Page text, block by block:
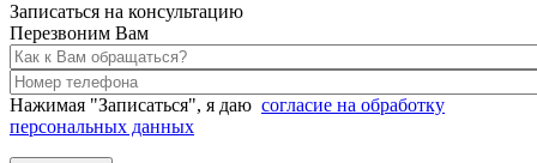
Записаться на консультацию
Перезвоним Вам
Нажимая "Записаться", я даю согласие на обработку
персональных данных